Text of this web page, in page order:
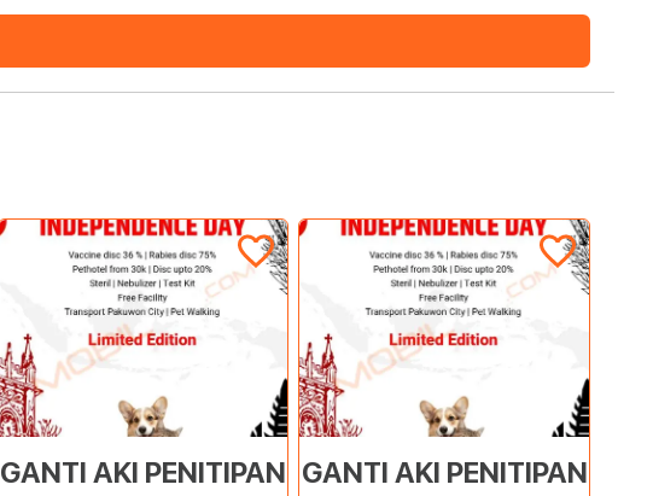
GANTI AKI PENITIPAN GANTI AKI PENITIPAN